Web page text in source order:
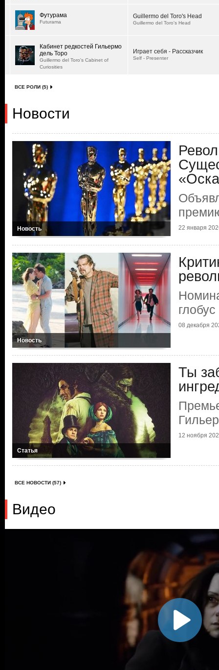
Футурама
Futurama
Guillermo del Toro's Head
Guillermo del Toro's Head
Кабинет редкостей Гильермо
дель Торо
Guillermo del Toro's Cabinet of
Curiosities
Играет себя - Рассказчик
Self - Presenter
ВСЕ РОЛИ (5)
Новости
Новость 22 января
Новость
08 декабря
Статья
Ты
12 ноября
ВСЕ НОВОСТИ (57)
Видео